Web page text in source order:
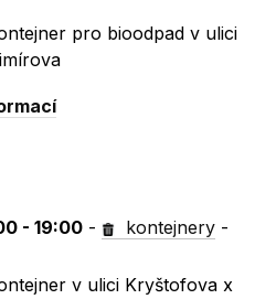
pro bioodpad v ulici
- 19:00 - kontejnery -
v ulici Kryštofova x